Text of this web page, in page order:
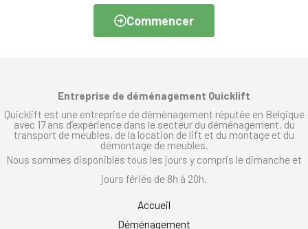
Commencer
Entreprise de déménagement Quicklift
Quicklift est une entreprise de déménagement réputée en Belgique
avec 17 ans d’expérience dans le secteur du déménagement, du
transport de meubles, de la location de lift et du montage et du
démontage de meubles.
Nous sommes disponibles tous les jours y compris le dimanche et
jours fériés de 8h à 20h.
Accueil
Déménagement